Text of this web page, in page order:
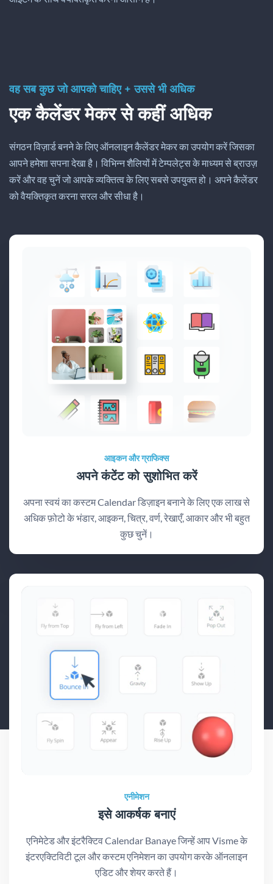
वह सब कुछ जो आपको चाहिए + उससे भी अधिक
एक कैलेंडर मेकर से कहीं अधिक
संगठन विज़ार्ड बनने के लिए ऑनलाइन कैलेंडर मेकर का उपयोग करें जिसका
आपने हमेशा सपना देखा है। विभिन्न शैलियों में टेम्पलेट्स के माध्यम से ब्राउज़
करें और वह चुनें जो आपके व्यक्तित्व के लिए सबसे उपयुक्त हो। अपने कैलेंडर
को वैयक्तिकृत करना सरल और सीधा है।
आइकन और ग्राफिक्स
अपने कंटेंट को सुशोभित करें
अपना स्वयं का कस्टम Calendar डिज़ाइन बनाने के लिए एक लाख से
अधिक फ़ोटो के भंडार, आइकन, चित्र, वर्ण, रेखाएँ, आकार और भी बहुत
कुछ चुनें।
एनीमेशन
इसे आकर्षक बनाएं
एनिमेटेड और इंटरैक्टिव Calendar Banaye जिन्हें आप Visme के
इंटरएक्टिविटी टूल और कस्टम एनिमेशन का उपयोग करके ऑनलाइन
एडिट और शेयर करते हैं।